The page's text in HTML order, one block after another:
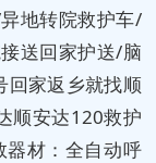
地转院救护车/
送回家护送/脑
回家返乡就找顺
顺安达120救护
器材：全自动呼